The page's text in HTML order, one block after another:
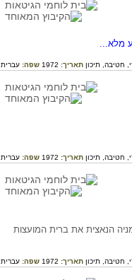
מלא...
חטיבה, תיכון תאריך: 1972 שפה: עברית
חטיבה, תיכון תאריך: 1972 שפה: עברית
מיוני 1941 עד מאי 1945: מהמתקפה של גרמניה הנאצית את ברית המועצות
חטיבה, תיכון תאריך: 1972 שפה: עברית